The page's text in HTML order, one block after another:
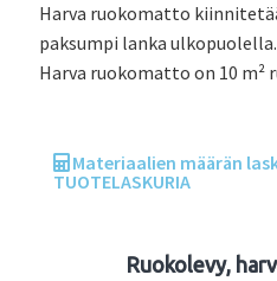
Harva ruokomatto
paksumpi lanka ulkopuolella.
Harva ruokomatto on 10 m²
Materiaalien määrän
TUOTELASKURIA
Ruokolevy,